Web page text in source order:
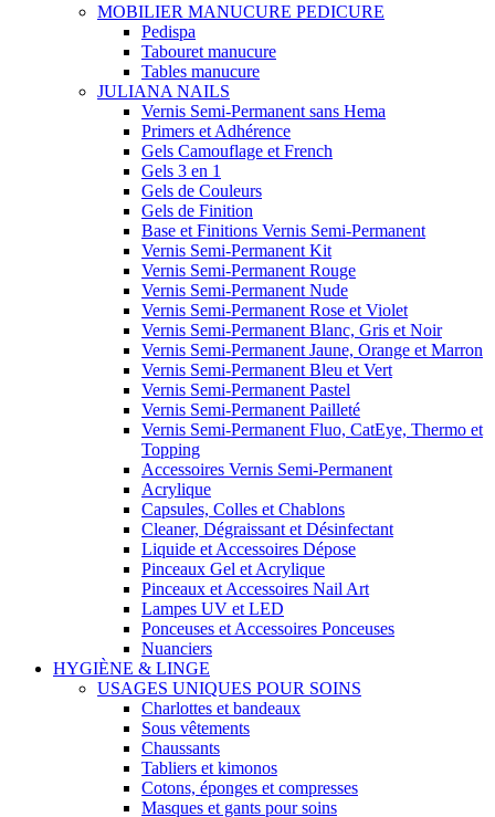
MOBILIER MANUCURE PEDICURE
Pedispa
Tabouret manucure
Tables manucure
JULIANA NAILS
Vernis Semi-Permanent sans Hema
Primers et Adhérence
Gels Camouflage et French
Gels 3 en 1
Gels de Couleurs
Gels de Finition
Base et Finitions Vernis Semi-Permanent
Vernis Semi-Permanent Kit
Vernis Semi-Permanent Rouge
Vernis Semi-Permanent Nude
Vernis Semi-Permanent Rose et Violet
Vernis Semi-Permanent Blanc, Gris et Noir
Vernis Semi-Permanent Jaune, Orange et Marron
Vernis Semi-Permanent Bleu et Vert
Vernis Semi-Permanent Pastel
Vernis Semi-Permanent Pailleté
Vernis Semi-Permanent Fluo, CatEye, Thermo et
Topping
Accessoires Vernis Semi-Permanent
Acrylique
Capsules, Colles et Chablons
Cleaner, Dégraissant et Désinfectant
Liquide et Accessoires Dépose
Pinceaux Gel et Acrylique
Pinceaux et Accessoires Nail Art
Lampes UV et LED
Ponceuses et Accessoires Ponceuses
Nuanciers
HYGIÈNE & LINGE
USAGES UNIQUES POUR SOINS
Charlottes et bandeaux
Sous vêtements
Chaussants
Tabliers et kimonos
Cotons, éponges et compresses
Masques et gants pour soins